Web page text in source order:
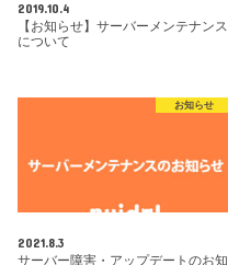
2019.10.4
【お知らせ】サーバーメンテナンス
について
お知らせ
2021.8.3
サーバー障害・アップデートのお知